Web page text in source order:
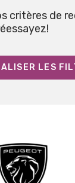
critères de
LES